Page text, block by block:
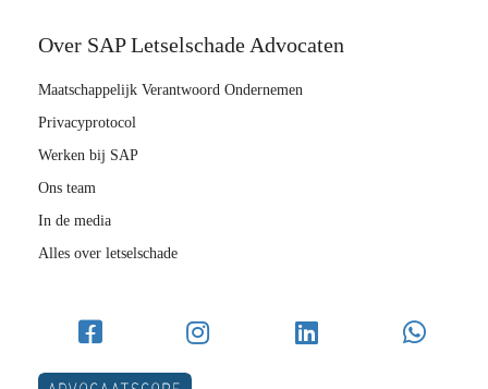
Over SAP Letselschade Advocaten
Maatschappelijk Verantwoord Ondernemen
Privacyprotocol
Werken bij SAP
Ons team
In de media
Alles over letselschade